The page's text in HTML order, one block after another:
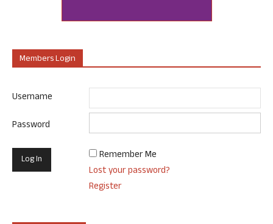
Members Login
Username
Password
Remember Me
Lost your password?
Register